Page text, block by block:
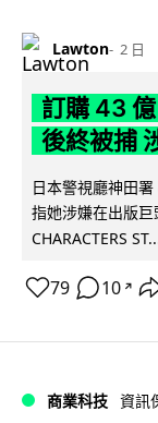
Lawton 2 日
訂購 43
後終被捕
日本警視廳神田
指她涉嫌在出版
CHARACTERS
79 10 ↗
商業科技 資訊